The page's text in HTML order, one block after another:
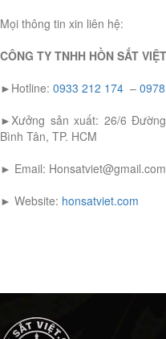
Mọi thông tin xin liên hệ:
CÔNG TY TNHH HỒN SẮT VIỆT
►Hotline: 0933 212 174 –
►Xưởng sản xuất: 26/6
Bình Tân, TP. HCM
► Email: Honsatviet@gmail.com
► Website: honsatviet.com